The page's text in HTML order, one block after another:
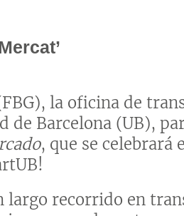
la oficina de
de Barcelona (UB),
, que se celebrará
largo recorrido en